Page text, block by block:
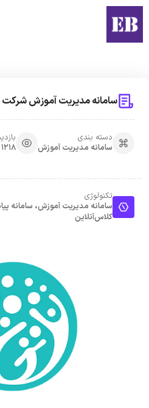
سامانه مدیریت آموزش شرکت
دسته بندی
سامانه مدیریت آموزش
1218
تکنولوژی
سامانه مدیریت آموزش، سامانه
کلاس‌آنلاین